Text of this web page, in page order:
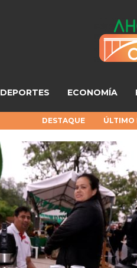
DEPORTES ECONOMÍA
DESTAQUE ÚLTIMO